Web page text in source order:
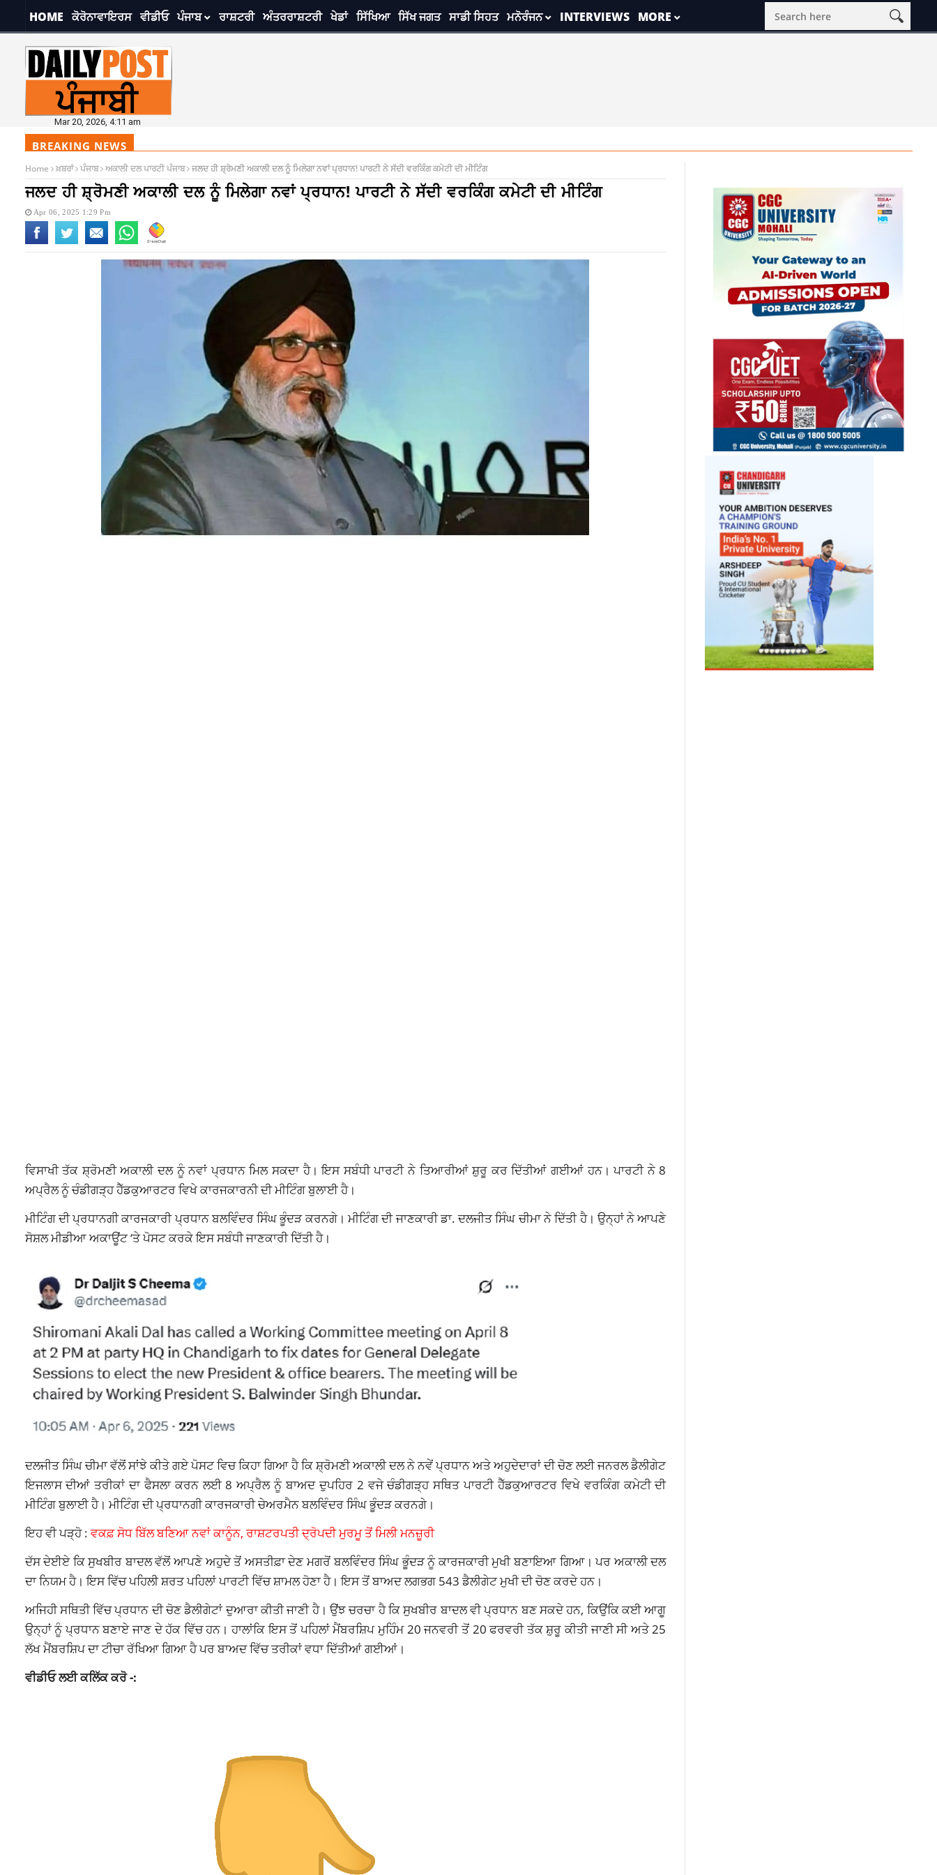
HOME ਕੋਰੋਨਾਵਾਇਰਸ ਵੀਡੀਓ ਪੰਜਾਬ ਰਾਸ਼ਟਰੀ ਅੰਤਰਰਾਸ਼ਟਰੀ ਖੇਡਾਂ ਸਿੱਖਿਆ ਸਿੱਖ ਜਗਤ ਸਾਡੀ ਸਿਹਤ ਮਨੋਰੰਜਨ INTERVIEWS MORE
Mar 20, 2026, 4:11 am
BREAKING NEWS
Home ਖ਼ਬਰਾਂ ਪੰਜਾਬ ਅਕਾਲੀ ਦਲ ਪਾਰਟੀ ਪੰਜਾਬ ਜਲਦ ਹੀ ਸ਼੍ਰੋਮਣੀ ਅਕਾਲੀ ਦਲ ਨੂੰ ਮਿਲੇਗਾ ਨਵਾਂ ਪ੍ਰਧਾਨ! ਪਾਰਟੀ ਨੇ ਸੱਦੀ ਵਰਕਿੰਗ ਕਮੇਟੀ ਦੀ ਮੀਟਿੰਗ
ਜਲਦ ਹੀ ਸ਼੍ਰੋਮਣੀ ਅਕਾਲੀ ਦਲ ਨੂੰ ਮਿਲੇਗਾ ਨਵਾਂ ਪ੍ਰਧਾਨ! ਪਾਰਟੀ ਨੇ ਸੱਦੀ ਵਰਕਿੰਗ ਕਮੇਟੀ ਦੀ ਮੀਟਿੰਗ
Apr 06, 2025 1:29 Pm
ਵਿਸਾਖੀ ਤੱਕ ਸ਼੍ਰੋਮਣੀ ਅਕਾਲੀ ਦਲ ਨੂੰ ਨਵਾਂ ਪ੍ਰਧਾਨ ਮਿਲ ਸਕਦਾ ਹੈ। ਇਸ ਸਬੰਧੀ ਪਾਰਟੀ ਨੇ ਤਿਆਰੀਆਂ ਸ਼ੁਰੂ ਕਰ ਦਿੱਤੀਆਂ ਗਈਆਂ ਹਨ। ਪਾਰਟੀ ਨੇ 8
ਅਪ੍ਰੈਲ ਨੂੰ ਚੰਡੀਗੜ੍ਹ ਹੈੱਡਕੁਆਰਟਰ ਵਿਖੇ ਕਾਰਜਕਾਰਨੀ ਦੀ ਮੀਟਿੰਗ ਬੁਲਾਈ ਹੈ।
ਮੀਟਿੰਗ ਦੀ ਪ੍ਰਧਾਨਗੀ ਕਾਰਜਕਾਰੀ ਪ੍ਰਧਾਨ ਬਲਵਿੰਦਰ ਸਿੰਘ ਭੂੰਦੜ ਕਰਨਗੇ। ਮੀਟਿੰਗ ਦੀ ਜਾਣਕਾਰੀ ਡਾ. ਦਲਜੀਤ ਸਿੰਘ ਚੀਮਾ ਨੇ ਦਿੱਤੀ ਹੈ। ਉਨ੍ਹਾਂ ਨੇ ਆਪਣੇ
ਸੋਸ਼ਲ ਮੀਡੀਆ ਅਕਾਊਂਟ ‘ਤੇ ਪੋਸਟ ਕਰਕੇ ਇਸ ਸਬੰਧੀ ਜਾਣਕਾਰੀ ਦਿੱਤੀ ਹੈ।
ਦਲਜੀਤ ਸਿੰਘ ਚੀਮਾ ਵੱਲੋਂ ਸਾਂਝੇ ਕੀਤੇ ਗਏ ਪੋਸਟ ਵਿਚ ਕਿਹਾ ਗਿਆ ਹੈ ਕਿ ਸ਼੍ਰੋਮਣੀ ਅਕਾਲੀ ਦਲ ਨੇ ਨਵੇਂ ਪ੍ਰਧਾਨ ਅਤੇ ਅਹੁਦੇਦਾਰਾਂ ਦੀ ਚੋਣ ਲਈ ਜਨਰਲ ਡੈਲੀਗੇਟ
ਇਜਲਾਸ ਦੀਆਂ ਤਰੀਕਾਂ ਦਾ ਫੈਸਲਾ ਕਰਨ ਲਈ 8 ਅਪ੍ਰੈਲ ਨੂੰ ਬਾਅਦ ਦੁਪਹਿਰ 2 ਵਜੇ ਚੰਡੀਗੜ੍ਹ ਸਥਿਤ ਪਾਰਟੀ ਹੈੱਡਕੁਆਰਟਰ ਵਿਖੇ ਵਰਕਿੰਗ ਕਮੇਟੀ ਦੀ
ਮੀਟਿੰਗ ਬੁਲਾਈ ਹੈ। ਮੀਟਿੰਗ ਦੀ ਪ੍ਰਧਾਨਗੀ ਕਾਰਜਕਾਰੀ ਚੇਅਰਮੈਨ ਬਲਵਿੰਦਰ ਸਿੰਘ ਭੂੰਦੜ ਕਰਨਗੇ।
ਇਹ ਵੀ ਪੜ੍ਹੋ :ਵਕਫ਼ ਸੋਧ ਬਿੱਲ ਬਣਿਆ ਨਵਾਂ ਕਾਨੂੰਨ, ਰਾਸ਼ਟਰਪਤੀ ਦ੍ਰੋਪਦੀ ਮੁਰਮੂ ਤੋਂ ਮਿਲੀ ਮਨਜ਼ੂਰੀ
ਦੱਸ ਦੇਈਏ ਕਿ ਸੁਖਬੀਰ ਬਾਦਲ ਵੱਲੋਂ ਆਪਣੇ ਅਹੁਦੇ ਤੋਂ ਅਸਤੀਫ਼ਾ ਦੇਣ ਮਗਰੋਂ ਬਲਵਿੰਦਰ ਸਿੰਘ ਭੂੰਦੜ ਨੂੰ ਕਾਰਜਕਾਰੀ ਮੁਖੀ ਬਣਾਇਆ ਗਿਆ। ਪਰ ਅਕਾਲੀ ਦਲ
ਦਾ ਨਿਯਮ ਹੈ। ਇਸ ਵਿੱਚ ਪਹਿਲੀ ਸ਼ਰਤ ਪਹਿਲਾਂ ਪਾਰਟੀ ਵਿੱਚ ਸ਼ਾਮਲ ਹੋਣਾ ਹੈ। ਇਸ ਤੋਂ ਬਾਅਦ ਲਗਭਗ 543 ਡੈਲੀਗੇਟ ਮੁਖੀ ਦੀ ਚੋਣ ਕਰਦੇ ਹਨ।
ਅਜਿਹੀ ਸਥਿਤੀ ਵਿੱਚ ਪ੍ਰਧਾਨ ਦੀ ਚੋਣ ਡੈਲੀਗੇਟਾਂ ਦੁਆਰਾ ਕੀਤੀ ਜਾਣੀ ਹੈ। ਉਂਝ ਚਰਚਾ ਹੈ ਕਿ ਸੁਖਬੀਰ ਬਾਦਲ ਵੀ ਪ੍ਰਧਾਨ ਬਣ ਸਕਦੇ ਹਨ, ਕਿਉਂਕਿ ਕਈ ਆਗੂ
ਉਨ੍ਹਾਂ ਨੂੰ ਪ੍ਰਧਾਨ ਬਣਾਏ ਜਾਣ ਦੇ ਹੱਕ ਵਿੱਚ ਹਨ। ਹਾਲਾਂਕਿ ਇਸ ਤੋਂ ਪਹਿਲਾਂ ਮੈਂਬਰਸ਼ਿਪ ਮੁਹਿੰਮ 20 ਜਨਵਰੀ ਤੋਂ 20 ਫਰਵਰੀ ਤੱਕ ਸ਼ੁਰੂ ਕੀਤੀ ਜਾਣੀ ਸੀ ਅਤੇ 25
ਲੱਖ ਮੈਂਬਰਸ਼ਿਪ ਦਾ ਟੀਚਾ ਰੱਖਿਆ ਗਿਆ ਹੈ ਪਰ ਬਾਅਦ ਵਿੱਚ ਤਰੀਕਾਂ ਵਧਾ ਦਿੱਤੀਆਂ ਗਈਆਂ।
ਵੀਡੀਓ ਲਈ ਕਲਿੱਕ ਕਰੋ -: